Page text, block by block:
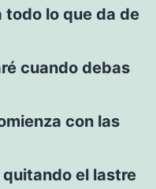
lo que da de
cuando debas
con las
el lastre